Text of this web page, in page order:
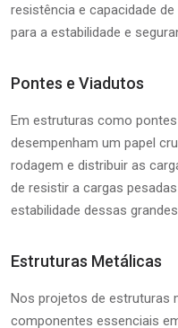
resistência e capacidade
para a estabilidade e
Pontes e Viadutos
Em estruturas como
desempenham um papel
rodagem e distribuir as
de resistir a cargas
estabilidade dessas
Estruturas Metálicas
Nos projetos de estruturas
componentes essenciais